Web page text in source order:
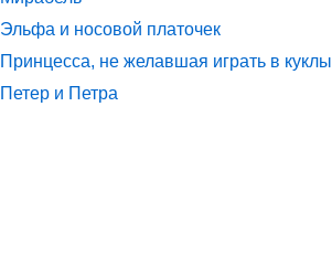
Эльфа и носовой платочек
Принцесса, не желавшая играть в куклы
Петер и Петра